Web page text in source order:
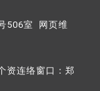
506室 网页维
资连络窗口： 郑